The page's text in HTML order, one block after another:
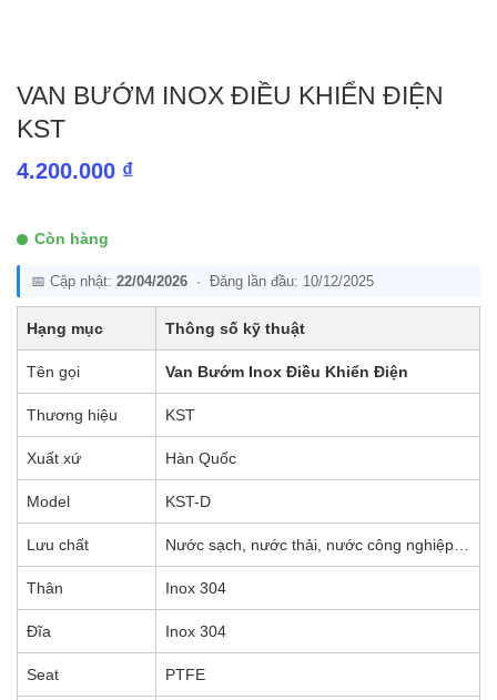
VAN BƯỚM INOX ĐIỀU KHIỂN ĐIỆN
KST
4.200.000 ₫
Còn hàng
📅 Cập nhật: 22/04/2026 · Đăng lần đầu: 10/12/2025
Hạng mục Thông số kỹ thuật
Tên gọi Van Bướm Inox Điều Khiển Điện
Thương hiệu KST
Xuất xứ Hàn Quốc
Model KST-D
Lưu chất Nước sạch, nước thải, nước công nghiệp…
Thân Inox 304
Đĩa Inox 304
Seat PTFE